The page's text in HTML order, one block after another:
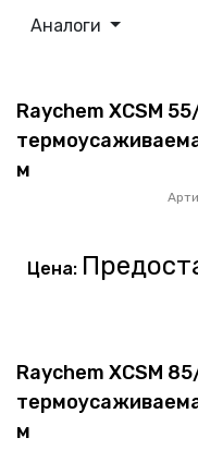
Аналоги
Raychem XCSM
м
Цена:
Raychem XCSM
м